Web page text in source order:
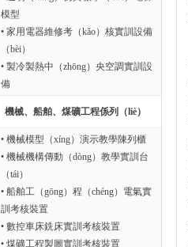
模型
• 家用電器維修考（kǎo）核實訓設備
（bèi）
• 製冷製熱中（zhōng）央空調實訓設
備
機械、船舶、煤礦工程係列（liè）
• 機械模型（xíng）演示教學陳列櫃
• 機械機構傳動（dòng）教學實訓台
（tái）
• 船舶工（gōng）程（chéng）電氣實
訓考核裝置
• 數控車床銑床實訓考核裝置
• 煤礦工程製圖實訓考核裝置